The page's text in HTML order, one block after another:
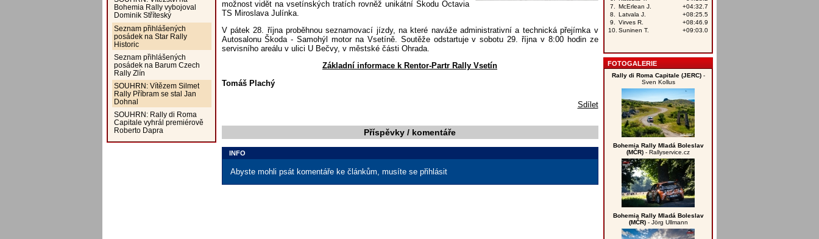
Bohemia Rally vybojoval
Dominik Stříteský
Seznam přihlášených
posádek na Star Rally
Historic
Seznam přihlášených
posádek na Barum Czech
Rally Zlín
SOUHRN: Vítězem Silmet
Rally Příbram se stal Jan
Dohnal
SOUHRN: Rally di Roma
Capitale vyhrál premiérově
Roberto Dapra
možnost vidět na vsetínských tratích rovněž unikátní Škodu Octavia
TS Miroslava Julínka.
V pátek 28. října proběhnou seznamovací jízdy, na které naváže administrativní a technická přejímka v
Autosalonu Škoda - Samohýl motor na Vsetíně. Soutěže odstartuje v sobotu 29. října v 8:00 hodin ze
servisního areálu v ulici U Bečvy, v městské části Ohrada.
Základní informace k Rentor-Partr Rally Vsetín
Tomáš Plachý
Sdílet
Příspěvky / komentáře
INFO
Abyste mohli psát komentáře ke článkům, musíte se přihlásit
FOTOGALERIE
Rally di Roma Capitale (JERC)-
Sven Kollus
Bohemia Rally Mladá Boleslav
(MČR) - Rallyservice.cz
Bohemia Rally Mladá Boleslav
(MČR)- Jörg Ullmann